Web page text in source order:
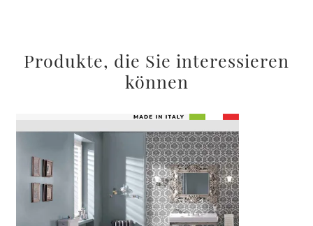
Produkte, die Sie interessieren
können